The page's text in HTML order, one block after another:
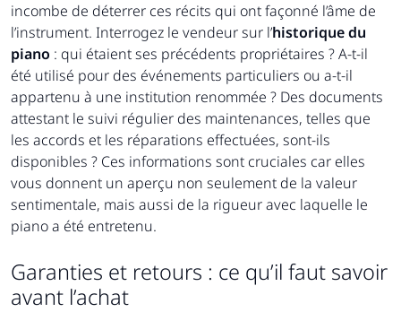
incombe de déterrer ces récits qui ont façonné l’âme de
l’instrument. Interrogez le vendeur sur l’historique du
piano : qui étaient ses précédents propriétaires ? A-t-il
été utilisé pour des événements particuliers ou a-t-il
appartenu à une institution renommée ? Des documents
attestant le suivi régulier des maintenances, telles que
les accords et les réparations effectuées, sont-ils
disponibles ? Ces informations sont cruciales car elles
vous donnent un aperçu non seulement de la valeur
sentimentale, mais aussi de la rigueur avec laquelle le
piano a été entretenu.
Garanties et retours : ce qu’il faut savoir
avant l’achat